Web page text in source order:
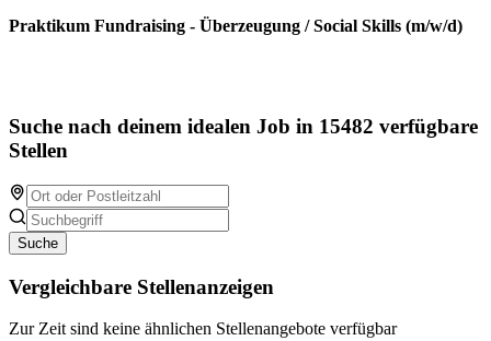
Praktikum Fundraising - Überzeugung / Social Skills (m/w/d)
Suche nach deinem idealen Job in 15482 verfügbare
Stellen
Suche
Vergleichbare Stellenanzeigen
Zur Zeit sind keine ähnlichen Stellenangebote verfügbar